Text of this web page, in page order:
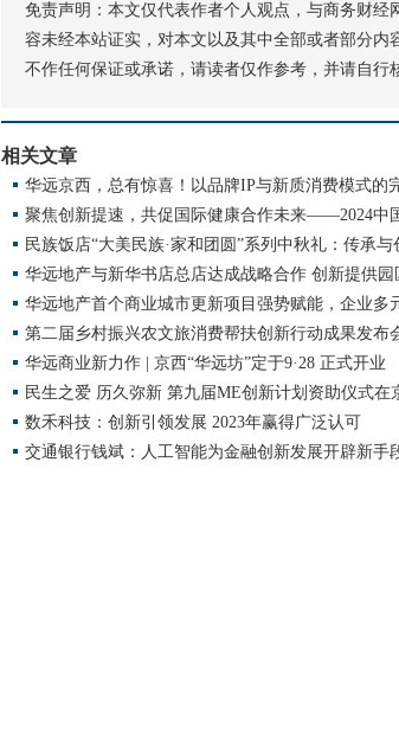
免责声明：本文仅代表作者个人观点，与商务财经
容未经本站证实，对本文以及其中全部或者部分
不作任何保证或承诺，请读者仅作参考，并请自行
相关文章
华远京西，总有惊喜！以品牌IP与新质消费模式的
聚焦创新提速，共促国际健康合作未来——2024中
民族饭店“大美民族·家和团圆”系列中秋礼：传承与
华远地产与新华书店总店达成战略合作 创新提供园
华远地产首个商业城市更新项目强势赋能，企业多
第二届乡村振兴农文旅消费帮扶创新行动成果发布
华远商业新力作 | 京西“华远坊”定于9·28 正式开业
民生之爱 历久弥新 第九届ME创新计划资助仪式在
数禾科技：创新引领发展 2023年赢得广泛认可
交通银行钱斌：人工智能为金融创新发展开辟新手